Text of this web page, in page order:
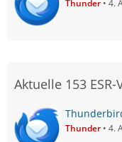
Thunder 4.
Aktuelle 153 ESR-
Thunder 4.